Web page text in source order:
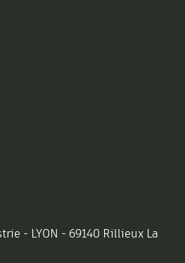
- LYON - 69140 Rillieux La